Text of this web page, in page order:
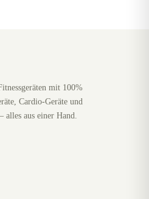
mit 100%
Cardio-Geräte und
aus einer Hand.